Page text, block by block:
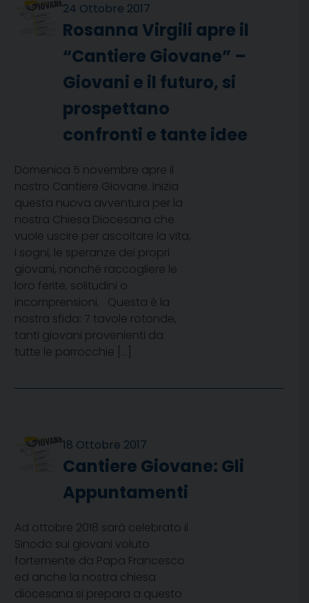
24 Ottobre 2017
Rosanna Virgili apre il
“Cantiere Giovane” –
Giovani e il futuro, si
prospettano
confronti e tante idee
Domenica 5 novembre apre il
nostro Cantiere Giovane. Inizia
questa nuova avventura per la
nostra Chiesa Diocesana che
vuole uscire per ascoltare la vita,
i sogni, le speranze dei propri
giovani, nonché raccogliere le
loro ferite, solitudini o
incomprensioni. Questa è la
nostra sfida: 7 tavole rotonde,
tanti giovani provenienti da
tutte le parrocchie […]
18 Ottobre 2017
Cantiere Giovane: Gli
Appuntamenti
Ad ottobre 2018 sarà celebrato il
Sinodo sui giovani voluto
fortemente da Papa Francesco
ed anche la nostra chiesa
diocesana si prepara a questo